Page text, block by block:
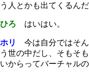
う人とかも出てくるんだ
ひろ はいはい。
ホリ
今は自分ではそ
う世の中だし、そもそ
いからってバーチャル